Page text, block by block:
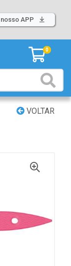
APP
0
VOLTAR